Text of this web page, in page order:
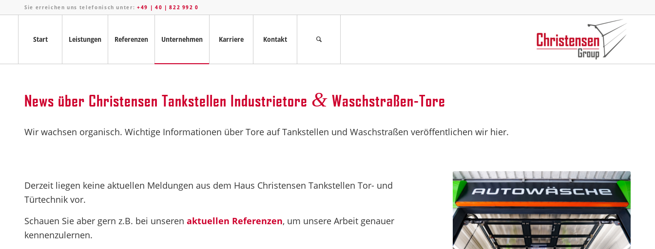
Sie erreichen uns telefonisch unter:+49 | 40 | 822 992 0
Start Leistungen Referenzen Unternehmen Karriere Kontakt
News über Christensen Tankstellen Industrietore & Waschstraßen-Tore
Wir wachsen organisch. Wichtige Informationen über Tore auf Tankstellen und Waschstraßen veröffentlichen wir hier.
Derzeit liegen keine aktuellen Meldungen aus dem Haus Christensen Tankstellen Tor- und
Türtechnik vor.
Schauen Sie aber gern z.B. bei unseren aktuellen Referenzen, um unsere Arbeit genauer
kennenzulernen.